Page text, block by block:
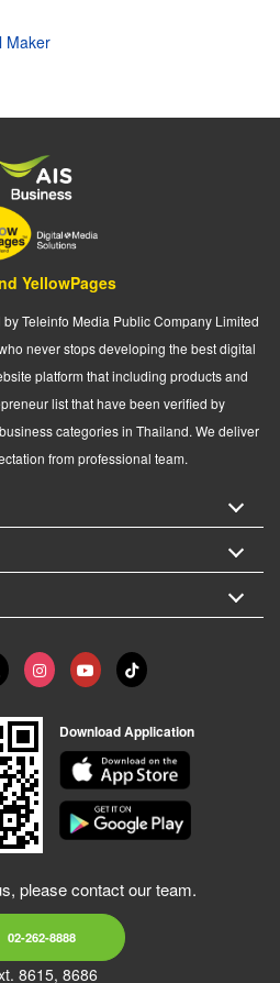
Maker
YellowPages
Teleinfo Media Public Company Limited
never stops developing the best digital
platform that including products and
list that have been verified by
categories in Thailand. We deliver
from professional team.
Download Application
please contact our team.
02-262-8888
8615, 8686